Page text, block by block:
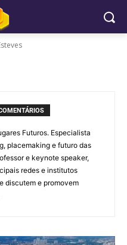
Futuros. Especialista
placemaking e futuro das
e keynote speaker,
redes e institutos
discutem e promovem